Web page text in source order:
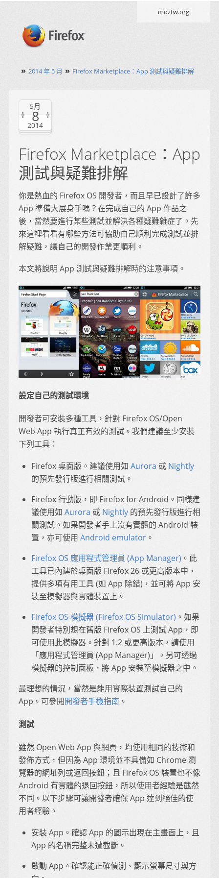
moztw.org
» 2014 年 5 月 » Firefox Marketplace：App 測試與疑難排解
5月
8
2014
Firefox Marketplace：App
測試與疑難排解
你是熱血的 Firefox OS 開發者，而且早已設計了許多
App 準備大展身手嗎？在完成自己的 App 作品之
後，當然要進行某些測試並解決各種疑難雜症了。先
來這裡看看有哪些方法可協助自己順利完成測試並排
解疑難，讓自己的開發作業更順利。
本文將說明 App 測試與疑難排解時的注意事項。
設定自己的測試環境
開發者可安裝多種工具，針對 Firefox OS/Open
Web App 執行真正有效的測試。我們建議至少安裝
下列工具：
Firefox 桌面版。建議使用如 Aurora 或 Nightly
的預先發行版進行相關測試。
Firefox 行動版，即 Firefox for Android。同樣建
議使用如 Aurora 或 Nightly的預先發行版進行相
關測試。如果開發者手上沒有實體的 Android 裝
置，亦可使用 Android emulator。
Firefox OS 應用程式管理員 (App Manager) 。此
工具已內建於桌面版 Firefox 26 或更高版本中，
提供多項有用工具 (如 App 除錯)，並可將 App 安
裝至模擬器與實體裝置上。
Firefox OS 模擬器 (Firefox OS Simulator) 。如果
開發者特別想在舊版 Firefox OS 上測試 App，即
可使用此模擬器。針對 1.2 或更高版本，請使用
「應用程式管理員 (App Manager)」。另可透過
模擬器的控制面板，將 App 安裝至模擬器之中。
最理想的情況，當然是能用實際裝置測試自己的
App。可參閱開發者手機指南 。
測試
雖然 Open Web App 與網頁，均使用相同的技術和
發佈方式，但因為 App 環境並不具備如 Chrome 瀏
覽器的網址列或返回按鈕；且 Firefox OS 裝置也不像
Android 有實體的退回按鈕，所以使用者經驗是截然
不同。以下步驟可讓開發者確保 App 達到絕佳的使
用者經驗。
安裝 App。確認 App 的圖示出現在主畫面上，且
App 的名稱完整未遭截斷。
啟動 App。確認能正確偵測、顯示螢幕尺寸與方